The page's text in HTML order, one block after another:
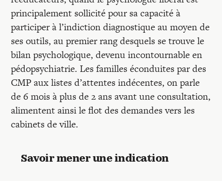
principalement sollicité pour sa capacité à
participer à l’indiction diagnostique au moyen de
ses outils, au premier rang desquels se trouve le
bilan psychologique, devenu incontournable en
pédopsychiatrie. Les familles éconduites par des
CMP aux listes d’attentes indécentes, on parle
de 6 mois à plus de 2 ans avant une consultation,
alimentent ainsi le flot des demandes vers les
cabinets de ville.
Savoir mener une indication